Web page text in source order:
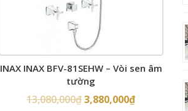
INAX INAX BFV-81SEHW – Vòi sen âm
tường
13,080,000₫3,880,000₫